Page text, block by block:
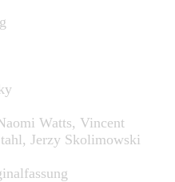
Watts, Vincent
Jerzy Skolimowski